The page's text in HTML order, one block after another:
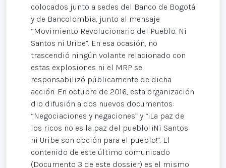
colocados junto a sedes del Banco de Bogotá
y de Bancolombia, junto al mensaje
“Movimiento Revolucionario del Pueblo. Ni
Santos ni Uribe”. En esa ocasión, no
trascendió ningún volante relacionado con
estas explosiones ni el MRP se
responsabilizó públicamente de dicha
acción. En octubre de 2016, esta organización
dio difusión a dos nuevos documentos:
“Negociaciones y negaciones” y “¡La paz de
los ricos no es la paz del pueblo! ¡Ni Santos
ni Uribe son opción para el pueblo!”. El
contenido de este último comunicado
(Documento 3 de este dossier) es el mismo